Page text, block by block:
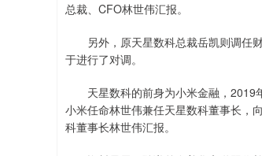
总裁、CFO林世伟汇报。
另外，原天星数科总裁岳凯则调任财
于进行了对调。
天星数科的前身为小米金融，2019
小米任命林世伟兼任天星数科董事长，
科董事长林世伟汇报。